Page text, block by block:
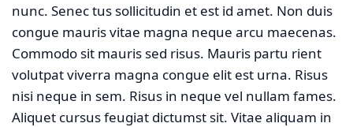
nunc. Senec tus sollicitudin et est id amet. Non duis
congue mauris vitae magna neque arcu maecenas.
Commodo sit mauris sed risus. Mauris partu rient
volutpat viverra magna congue elit est urna. Risus
nisi neque in sem. Risus in neque vel nullam fames.
Aliquet cursus feugiat dictumst sit. Vitae aliquam in